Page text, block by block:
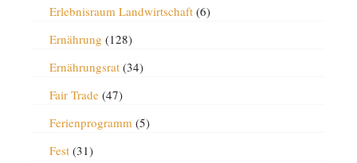
Erlebnisraum Landwirtschaft(6)
Ernährung (128)
Ernährungsrat(34)
Fair Trade(47)
Ferienprogramm(5)
Fest(31)